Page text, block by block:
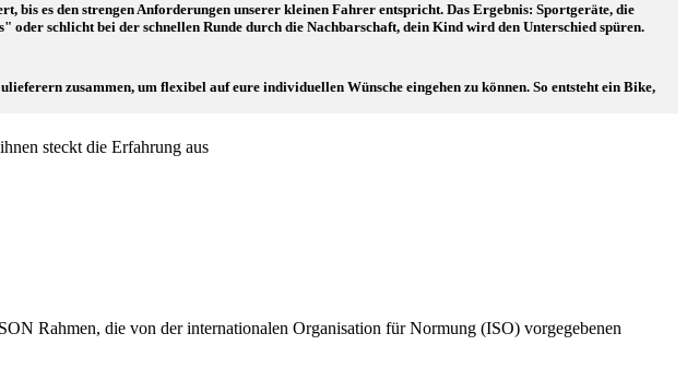
bis es den strengen Anforderungen unserer kleinen Fahrer entspricht. Das Ergebnis: Sportgeräte, die
schlicht bei der schnellen Runde durch die Nachbarschaft, dein Kind wird den Unterschied spüren.
zusammen, um flexibel auf eure individuellen Wünsche eingehen zu können. So entsteht ein Bike,
steckt die Erfahrung aus
Rahmen, die von der internationalen Organisation für Normung (ISO) vorgegebenen